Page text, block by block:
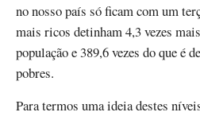
no nosso país só ficam com um
mais ricos detinham 4,3 vezes
população e 389,6 vezes do que é
pobres.
Para termos uma ideia destes